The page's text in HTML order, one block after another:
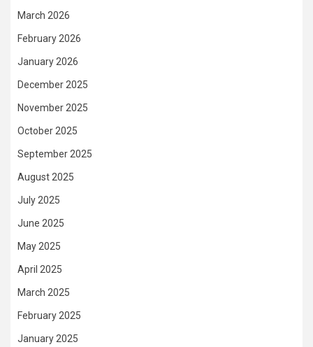
March 2026
February 2026
January 2026
December 2025
November 2025
October 2025
September 2025
August 2025
July 2025
June 2025
May 2025
April 2025
March 2025
February 2025
January 2025